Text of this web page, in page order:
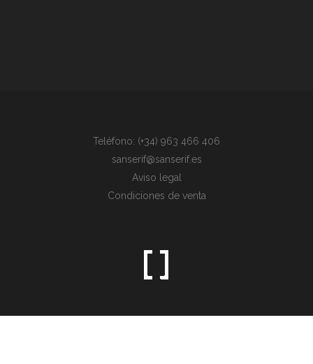
Teléfono: (+34) 963 466 406
sanserif@sanserif.es
Aviso legal
Condiciones de venta